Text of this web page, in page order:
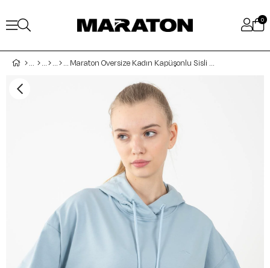
0
Maraton Oversize Kadın Kapüşonlu Sisli Mavi Sweatshirt